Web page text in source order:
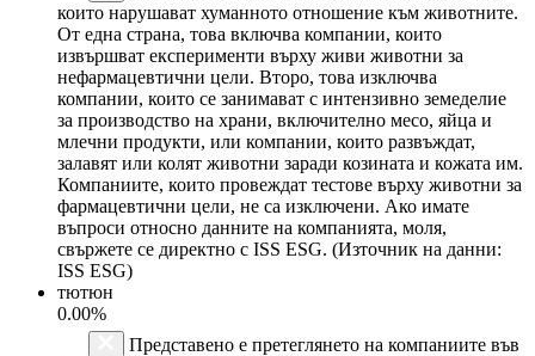
които нарушават хуманното отношение към животните.
От една страна, това включва компании, които
извършват експерименти върху живи животни за
нефармацевтични цели. Второ, това изключва
компании, които се занимават с интензивно земеделие
за производство на храни, включително месо, яйца и
млечни продукти, или компании, които развъждат,
залавят или колят животни заради козината и кожата им.
Компаниите, които провеждат тестове върху животни за
фармацевтични цели, не са изключени. Ако имате
въпроси относно данните на компанията, моля,
свържете се директно с ISS ESG. (Източник на данни:
ISS ESG)
тютюн
0.00%
Представено е претеглянето на компаниите във